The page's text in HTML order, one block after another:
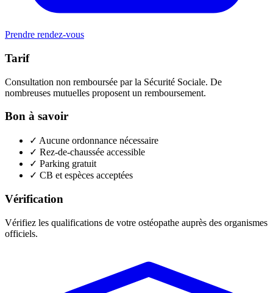
Prendre rendez-vous
Tarif
Consultation non remboursée par la Sécurité Sociale. De
nombreuses mutuelles proposent un remboursement.
Bon à savoir
✓ Aucune ordonnance nécessaire
✓ Rez-de-chaussée accessible
✓ Parking gratuit
✓ CB et espèces acceptées
Vérification
Vérifiez les qualifications de votre ostéopathe auprès des organismes
officiels.